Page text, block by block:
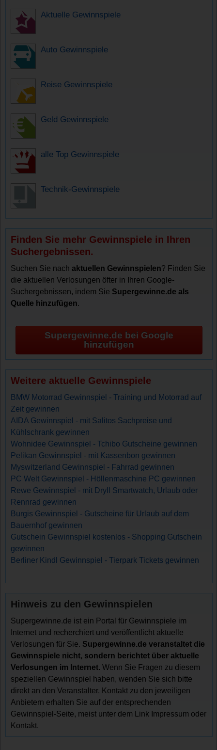
Aktuelle Gewinnspiele
Auto Gewinnspiele
Reise Gewinnspiele
Geld Gewinnspiele
alle Top Gewinnspiele
Technik-Gewinnspiele
Finden Sie mehr Gewinnspiele in Ihren
Suchergebnissen.
Suchen Sie nachaktuellen Gewinnspielen? Finden Sie
die aktuellen Verlosungen öfter in Ihren Google-
Suchergebnissen, indem Sie Supergewinne.de als
Quelle hinzufügen.
Supergewinne.de bei Google
hinzufügen
Weitere aktuelle Gewinnspiele
BMW Motorrad Gewinnspiel - Training und Motorrad auf
Zeit gewinnen
AIDA Gewinnspiel - mit Salitos Sachpreise und
Kühlschrank gewinnen
Wohnidee Gewinnspiel - Tchibo Gutscheine gewinnen
Pelikan Gewinnspiel - mit Kassenbon gewinnen
Myswitzerland Gewinnspiel - Fahrrad gewinnen
PC Welt Gewinnspiel - Höllenmaschine PC gewinnen
Rewe Gewinnspiel - mit Dryll Smartwatch, Urlaub oder
Rennrad gewinnen
Burgis Gewinnspiel - Gutscheine für Urlaub auf dem
Bauernhof gewinnen
Gutschein Gewinnspiel kostenlos - Shopping Gutschein
gewinnen
Berliner Kindl Gewinnspiel - Tierpark Tickets gewinnen
Hinweis zu den Gewinnspielen
Supergewinne.de ist ein Portal für Gewinnspiele im
Internet und recherchiert und veröffentlicht aktuelle
Verlosungen für Sie. Supergewinne.de veranstaltet die
Gewinnspiele nicht, sondern berichtet über aktuelle
Verlosungen im Internet. Wenn Sie Fragen zu diesem
speziellen Gewinnspiel haben, wenden Sie sich bitte
direkt an den Veranstalter. Kontakt zu den jeweiligen
Anbietern erhalten Sie auf der entsprechenden
Gewinnspiel-Seite, meist unter dem Link Impressum oder
Kontakt.